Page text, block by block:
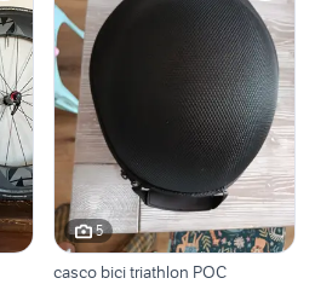
5
casco bici triathlon POC